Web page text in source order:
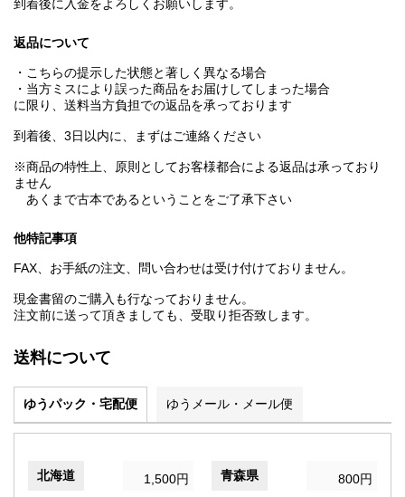
到着後に入金をよろしくお願いします。
返品について
・こちらの提示した状態と著しく異なる場合
・当方ミスにより誤った商品をお届けしてしまった場合
に限り、送料当方負担での返品を承っております
到着後、3日以内に、まずはご連絡ください
※商品の特性上、原則としてお客様都合による返品は承っており
ません
あくまで古本であるということをご了承下さい
他特記事項
FAX、お手紙の注文、問い合わせは受け付けておりません。
現金書留のご購入も行なっておりません。
注文前に送って頂きましても、受取り拒否致します。
送料について
ゆうパック・宅配便 ゆうメール・メール便
北海道 1,500円 青森県 800円